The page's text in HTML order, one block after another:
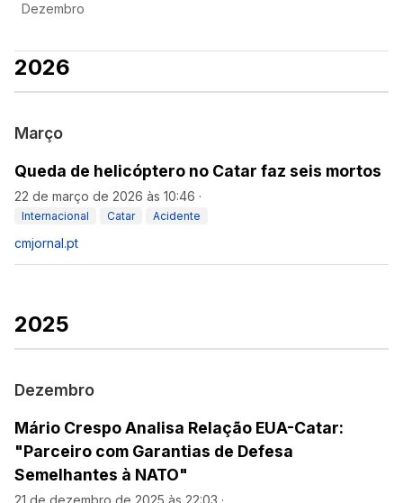
Dezembro
2026
Março
Queda de helicóptero no Catar faz seis mortos
22 de março de 2026 às 10:46 ·
Internacional Catar Acidente
cmjornal.pt
2025
Dezembro
Mário Crespo Analisa Relação EUA-Catar:
"Parceiro com Garantias de Defesa
Semelhantes à NATO"
21 de dezembro de 2025 às 22:03 ·